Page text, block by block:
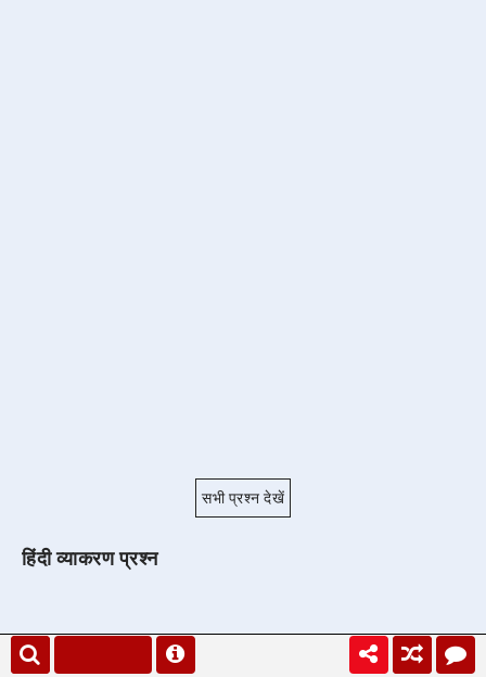
सभी प्रश्न देखें
हिंदी व्याकरण प्रश्न